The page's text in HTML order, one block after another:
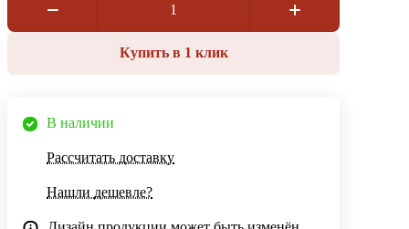
Купить в 1 клик
В наличии
Рассчитать доставку
Нашли дешевле?